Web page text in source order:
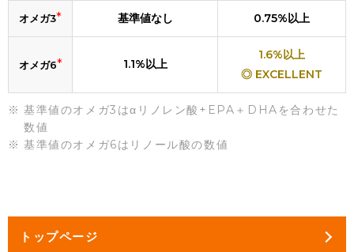
オメガ3* 基準値なし 0.75%以上
オメガ6* 1.1%以上
1.6%以上
◎ EXCELLENT
基準値のオメガ3はαリノレン酸+EPA＋DHAを合わせた
数値
基準値のオメガ6はリノール酸の数値
トップページ